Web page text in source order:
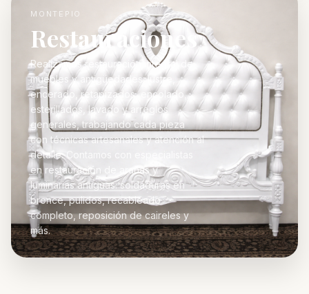
MONTEPIO
Restauraciones
Realizamos restauración integral de
muebles y antigüedades: lustre,
encerado, retapizados, encolado,
esterillados, lavado y arreglos
generales, trabajando cada pieza
con técnicas artesanales y atención al
detalle. Contamos con especialistas
en restauración de arañas y
luminarias antiguas: soldaduras en
bronce, pulidos, recableado
completo, reposición de caireles y
más.